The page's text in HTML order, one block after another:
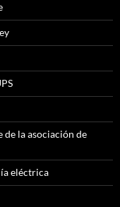
de la asociación de
eléctrica